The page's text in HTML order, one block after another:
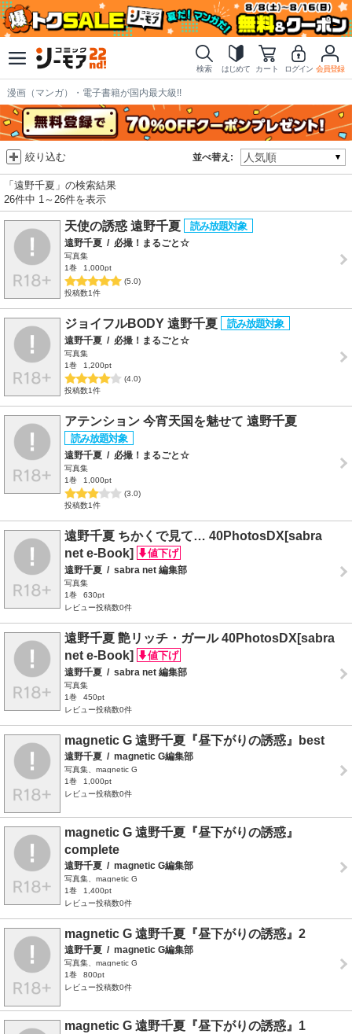
検索 はじめて カート ログイン 会員登録
漫画（マンガ）・電子書籍が国内最大級!!
並べ替え:
絞り込む
「遠野千夏」の検索結果
26件中 1～26件を表示
天使の誘惑 遠野千夏
遠野千夏 / 必撮！まるごと☆
写真集
1巻
1,000pt
(5.0)
投稿数1件
ジョイフルBODY 遠野千夏
遠野千夏 / 必撮！まるごと☆
写真集
1巻
1,200pt
(4.0)
投稿数1件
アテンション 今宵天国を魅せて 遠野千夏
遠野千夏 / 必撮！まるごと☆
写真集
1巻
1,000pt
(3.0)
投稿数1件
遠野千夏 ちかくで見て… 40PhotosDX[sabra
net e-Book]
遠野千夏 / sabra net 編集部
写真集
1巻
630pt
レビュー投稿数0件
遠野千夏 艶リッチ・ガール 40PhotosDX[sabra
net e-Book]
遠野千夏 / sabra net 編集部
写真集
1巻
450pt
レビュー投稿数0件
magnetic G 遠野千夏『昼下がりの誘惑』best
遠野千夏 / magnetic G編集部
写真集、magnetic G
1巻
1,000pt
レビュー投稿数0件
magnetic G 遠野千夏『昼下がりの誘惑』
complete
遠野千夏 / magnetic G編集部
写真集、magnetic G
1巻
1,400pt
レビュー投稿数0件
magnetic G 遠野千夏『昼下がりの誘惑』2
遠野千夏 / magnetic G編集部
写真集、magnetic G
1巻
800pt
レビュー投稿数0件
magnetic G 遠野千夏『昼下がりの誘惑』1